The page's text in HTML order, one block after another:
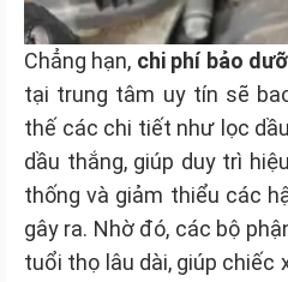
Chẳng hạn, chi phí bảo
tại trung tâm uy tín sẽ
thế các chi tiết như lọc
dầu thắng, giúp duy trì
thống và giảm thiểu các
gây ra. Nhờ đó, các bộ
tuổi thọ lâu dài, giúp chiếc